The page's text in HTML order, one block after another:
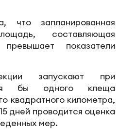
что запланированная
составляющая
показатели
запускают при
бы одного клеща
квадратного километра,
дней проводится оценка
мер.